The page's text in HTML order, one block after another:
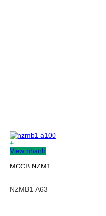
+
View nhanh
MCCB NZM1
NZMB1-A63